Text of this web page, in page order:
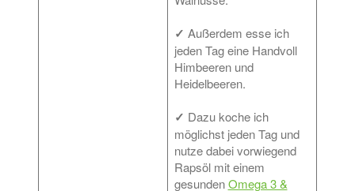
✓ Außerdem esse ich
jeden Tag eine Handvoll
Himbeeren und
Heidelbeeren.
✓ Dazu koche ich
möglichst jeden Tag und
nutze dabei vorwiegend
Rapsöl mit einem
gesundenOmega 3 &